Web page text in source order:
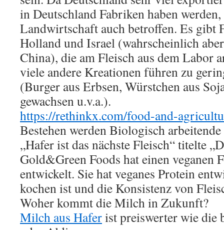
in Deutschland Fabriken haben
Landwirtschaft auch betroffen. Es gibt
Holland und Israel (wahrscheinlich
China), die am Fleisch aus dem Labor
viele andere Kreationen führen zu
(Burger aus Erbsen, Würstchen aus
gewachsen u.v.a.).
https://rethinkx.com/food-and-
Bestehen werden Biologisch
„Hafer ist das nächste Fleisch“ titelte
Gold&Green Foods hat einen veganen
entwickelt. Sie hat veganes Protein
kochen ist und die Konsistenz von
Woher kommt die Milch in Zukunft?
Milch aus Haferist preiswerter wie